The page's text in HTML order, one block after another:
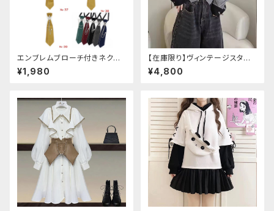
エンブレムブローチ付きネクタ
イ(イエロー)
¥1,980
【在庫限り】ヴィンテージスタイ
ルバックルベルトシャツ
¥4,800